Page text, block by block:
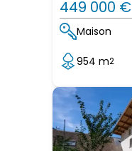
449 000 €
Maison
954 m2